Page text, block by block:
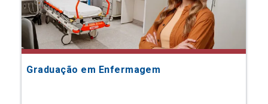
Graduação em Enfermagem